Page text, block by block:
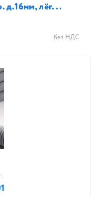
д.16мм, лёг...
без НДС